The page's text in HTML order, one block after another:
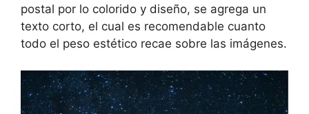
postal por lo colorido y diseño, se agrega un
texto corto, el cual es recomendable cuanto
todo el peso estético recae sobre las imágenes.